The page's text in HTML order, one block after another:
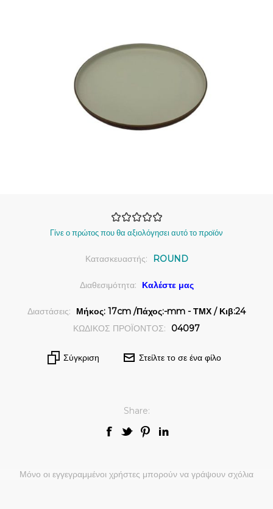
Γίνε ο πρώτος που θα αξιολόγησει αυτό το προϊόν
Κατασκευαστής: ROUND
Διαθεσιμότητα: Καλέστε μας
Διαστάσεις:
Μήκος: 17cm /Πάχος:-mm - ΤΜΧ / Κιβ:24
ΚΩΔΙΚΟΣ ΠΡΟΪΟΝΤΟΣ:
04097
Σύγκριση Στείλτε το σε ένα φίλο
Share:
Μόνο οι εγγεγραμμένοι χρήστες μπορούν να γράψουν σχόλια